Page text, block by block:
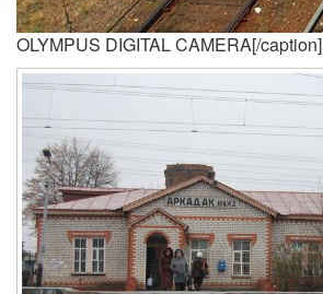
OLYMPUS DIGITAL CAMERA[/caption]